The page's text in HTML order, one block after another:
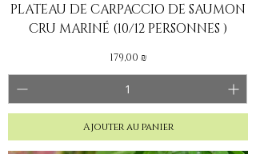
PLATEAU DE CARPACCIO DE SAUMON
CRU MARINÉ (10/12 PERSONNES )
Prix
179,00 ₪
Ajouter au panier